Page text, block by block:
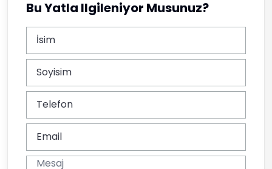
Bu Yatla Ilgileniyor Musunuz?